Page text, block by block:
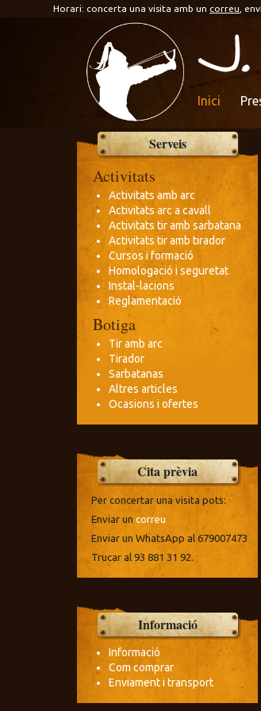
Horari: concerta una visita amb un correu ,
Activitats
tradicional
Inici
Serveis
Activitats
Activitats amb arc
Activitats arc a cavall
Activitats tir amb sarbatana
Activitats tir amb tirador
Cursos i formació
Homologació i seguretat
Instal-lacions
Reglamentació
Botiga
Tir amb arc
Tirador
Sarbatanas
Altres articles
Ocasions i ofertes
Cita prèvia
Per concertar una visita pots:
Enviar un correu
Enviar un WhatsApp al 679007473
Trucar al 93 881 31 92.
Informació
Informació
Com comprar
Enviament i transport